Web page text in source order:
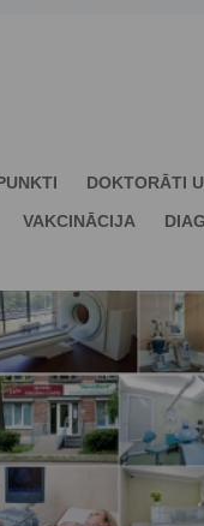
DOKTORĀTI
VAKCINĀCIJA